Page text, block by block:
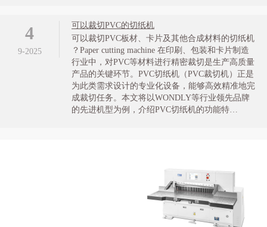
4
9-2025
可以裁切PVC的切纸机
可以裁切PVC板材、卡片及其他合成材料的切纸机
？Paper cutting machine 在印刷、包装和卡片制造
行业中，对PVC等材料进行精密裁切是生产高质量
产品的关键环节。PVC切纸机（PVC裁切机）正是
为此类需求设计的专业化设备，能够高效精准地完
成裁切任务。本文将以WONDLY等行业领先品牌
的先进机型为例，介绍PVC切纸机的功能特…